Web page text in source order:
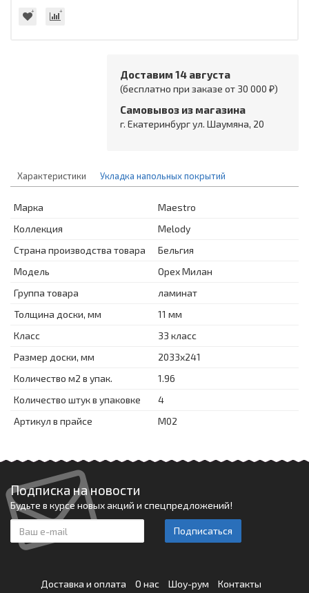
Доставим 14 августа
(бесплатно при заказе от 30 000 ₽)
Самовывоз из магазина
г. Екатеринбург ул. Шаумяна, 20
Характеристики Укладка напольных покрытий
Марка
Maestro
Коллекция
Melody
Страна производства товара
Бельгия
Модель
Орех Милан
Группа товара
ламинат
Толщина доски, мм
11 мм
Класс
33 класс
Размер доски, мм
2033x241
Количество м2 в упак.
1.96
Количество штук в упаковке
4
Артикул в прайсе
М02
Подписка на новости
Будьте в курсе новых акций и спецпредложений!
Подписаться
Доставка и оплата О нас Шоу-рум Контакты